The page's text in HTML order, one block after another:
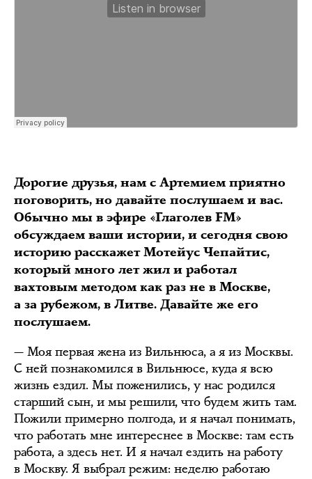
Дорогие друзья, нам с Артемием приятно
поговорить, но давайте послушаем и вас.
Обычно мы в эфире «Глаголев FM»
обсуждаем ваши истории, и сегодня свою
историю расскажет Мотейус Чепайтис,
который много лет жил и работал
вахтовым методом как раз не в Москве,
а за рубежом, в Литве. Давайте же его
послушаем.
— Моя первая жена из Вильнюса, а я из Москвы.
С ней познакомился в Вильнюсе, куда я всю
жизнь ездил. Мы поженились, у нас родился
старший сын, и мы решили, что будем жить там.
Пожили примерно полгода, и я начал понимать,
что работать мне интереснее в Москве: там есть
работа, а здесь нет. И я начал ездить на работу
в Москву. Я выбрал режим: неделю работаю